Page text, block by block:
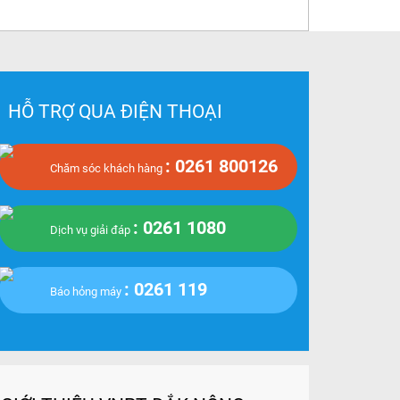
HỖ TRỢ QUA ĐIỆN THOẠI
Chăm sóc khách hàng : 0261 800126
Dịch vụ giải đáp : 0261 1080
Báo hỏng máy : 0261 119